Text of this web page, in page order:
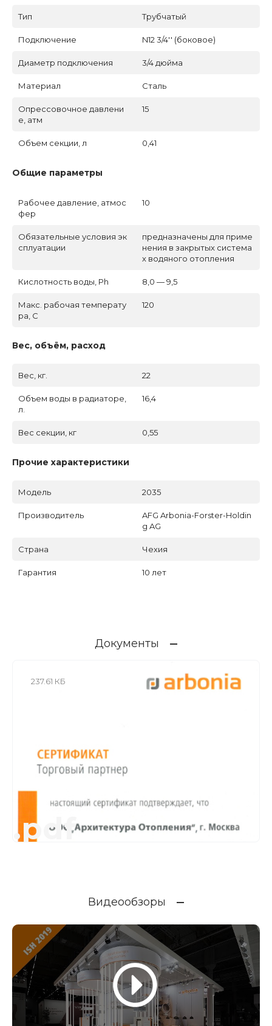
Тип Трубчатый
Подключение N12 3/4'' (боковое)
Диаметр подключения 3/4 дюйма
Материал Сталь
Опрессовочное давлени
е, атм
15
Объем секции, л 0,41
Общие параметры
Рабочее давление, атмос
фер
10
Обязательные условия эк
сплуатации
предназначены для приме
нения в закрытых система
х водяного отопления
Кислотность воды, Ph 8,0 — 9,5
Макс. рабочая температу
ра, C
120
Вес, объём, расход
Вес, кг. 22
Объем воды в радиаторе,
л.
16,4
Вес секции, кг 0,55
Прочие характеристики
Модель 2035
Производитель
AFG Arbonia-Forster-Holdin
g AG
Страна Чехия
Гарантия 10 лет
Документы
237.61 КБ
.pdf
Видеообзоры